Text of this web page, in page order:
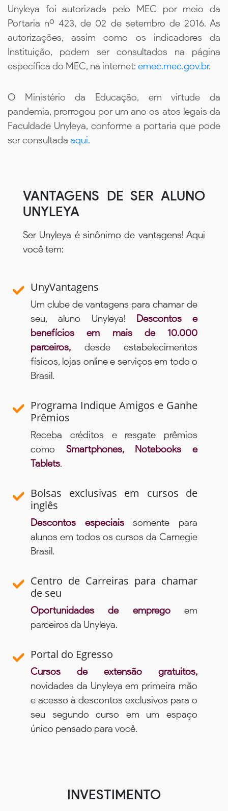
Unyleya foi autorizada pelo MEC por meio da
Portaria nº 423, de 02 de setembro de 2016. As
autorizações, assim como os indicadores da
Instituição, podem ser consultados na página
específica do MEC, na internet: emec.mec.gov.br.
O Ministério da Educação, em virtude da
pandemia, prorrogou por um ano os atos legais da
Faculdade Unyleya, conforme a portaria que pode
ser consultada aqui.
VANTAGENS DE SER ALUNO
UNYLEYA
Ser Unyleya é sinônimo de vantagens! Aqui
você tem:
UnyVantagens
Um clube de vantagens para chamar de
seu, aluno Unyleya! Descontos e
benefícios em mais de 10.000
parceiros, desde estabelecimentos
físicos, lojas online e serviços em todo o
Brasil.
Programa Indique Amigos e Ganhe
Prêmios
Receba créditos e resgate prêmios
como Smartphones, Notebooks e
Tablets.
Bolsas exclusivas em cursos de
inglês
Descontos especiaissomente para
alunos em todos os cursos da Carnegie
Brasil.
Centro de Carreiras para chamar
de seu
Oportunidades de empregoem
parceiros da Unyleya.
Portal do Egresso
Cursos de extensão gratuitos,
novidades da Unyleya em primeira mão
e acesso à descontos exclusivos para o
seu segundo curso em um espaço
único pensado para você.
INVESTIMENTO